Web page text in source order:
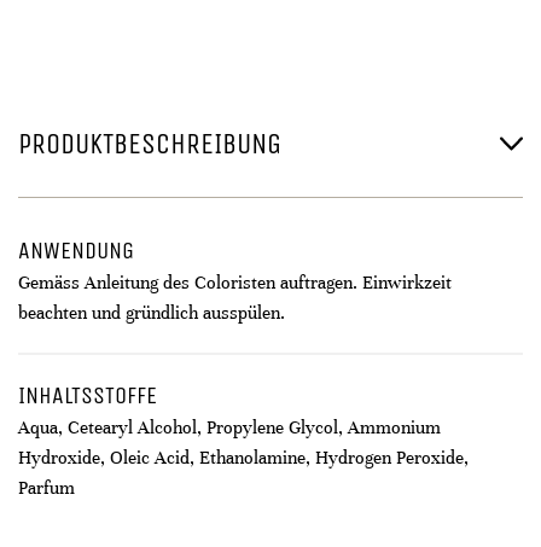
PRODUKTBESCHREIBUNG
ANWENDUNG
Gemäss Anleitung des Coloristen auftragen. Einwirkzeit
beachten und gründlich ausspülen.
INHALTSSTOFFE
Aqua, Cetearyl Alcohol, Propylene Glycol, Ammonium
Hydroxide, Oleic Acid, Ethanolamine, Hydrogen Peroxide,
Parfum